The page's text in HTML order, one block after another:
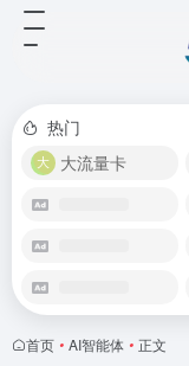
热门
大流量卡
首页 • AI智能体 • 正文